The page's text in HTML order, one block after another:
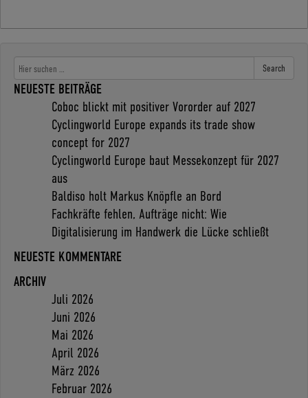
Search
NEUESTE BEITRÄGE
Coboc blickt mit positiver Vororder auf 2027
Cyclingworld Europe expands its trade show
concept for 2027
Cyclingworld Europe baut Messekonzept für 2027
aus
Baldiso holt Markus Knöpfle an Bord
Fachkräfte fehlen, Aufträge nicht: Wie
Digitalisierung im Handwerk die Lücke schließt
NEUESTE KOMMENTARE
ARCHIV
Juli 2026
Juni 2026
Mai 2026
April 2026
März 2026
Februar 2026